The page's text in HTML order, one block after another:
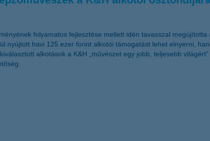
folyamatos fejlesztése mellett idén tavasszal
nyújtott havi 125 ezer forint alkotói támogatást lehet elnyerni,
alkotások a K&H „művészet egy jobb, teljesebb